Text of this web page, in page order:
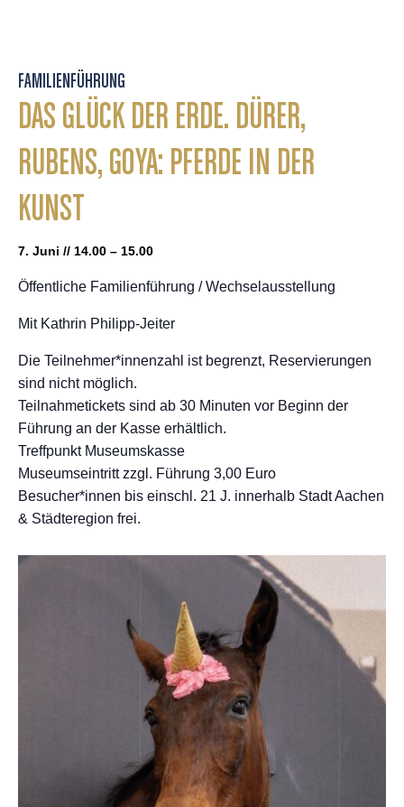
FAMILIENFÜHRUNG
DAS GLÜCK DER ERDE. DÜRER,
RUBENS, GOYA: PFERDE IN DER
KUNST
7. Juni // 14.00 – 15.00
Öffentliche Familienführung / Wechselausstellung
Mit Kathrin Philipp-Jeiter
Die Teilnehmer*innenzahl ist begrenzt, Reservierungen
sind nicht möglich.
Teilnahmetickets sind ab 30 Minuten vor Beginn der
Führung an der Kasse erhältlich.
Treffpunkt Museumskasse
Museumseintritt zzgl. Führung 3,00 Euro
Besucher*innen bis einschl. 21 J. innerhalb Stadt Aachen
& Städteregion frei.